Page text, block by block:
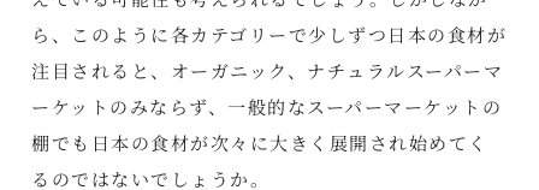
ら、このように各カテゴリーで少しずつ日本の食材が
注目されると、オーガニック、ナチュラルスーパーマ
ーケットのみならず、一般的なスーパーマーケットの
棚でも日本の食材が次々に大きく展開され始めてく
るのではないでしょうか。